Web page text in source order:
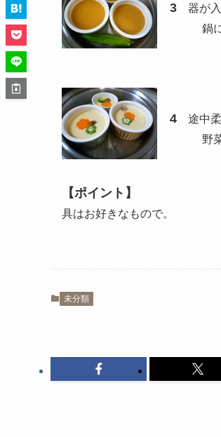
3 器が入
鍋に人参
4 途中柔
野菜を見
【ポイント】
具はお好きなもので。
未分類